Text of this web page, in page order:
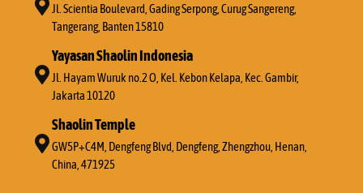
Jl. Scientia Boulevard, Gading Serpong, Curug Sangereng,
Tangerang, Banten 15810
Yayasan Shaolin Indonesia
Jl. Hayam Wuruk no.2 O, Kel. Kebon Kelapa, Kec. Gambir,
Jakarta 10120
Shaolin Temple
GW5P+C4M, Dengfeng Blvd, Dengfeng, Zhengzhou, Henan,
China, 471925